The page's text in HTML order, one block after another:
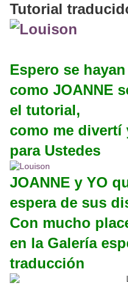
Tutorial
Espero se
como JOANNE
el tutorial,
como me
para Ustedes
JOANNE y YO
espera de sus
Con mucho
en la Galería
traducción